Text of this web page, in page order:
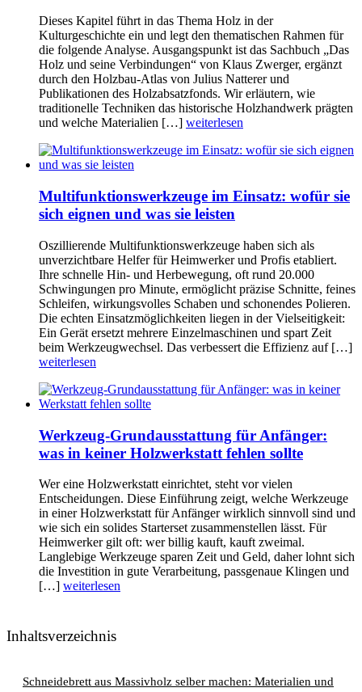
Dieses Kapitel führt in das Thema Holz in der
Kulturgeschichte ein und legt den thematischen Rahmen für
die folgende Analyse. Ausgangspunkt ist das Sachbuch „Das
Holz und seine Verbindungen“ von Klaus Zwerger, ergänzt
durch den Holzbau-Atlas von Julius Natterer und
Publikationen des Holzabsatzfonds. Wir erläutern, wie
traditionelle Techniken das historische Holzhandwerk prägten
und welche Materialien […] weiterlesen
Multifunktionswerkzeuge im Einsatz: wofür sie
sich eignen und was sie leisten
Oszillierende Multifunktionswerkzeuge haben sich als
unverzichtbare Helfer für Heimwerker und Profis etabliert.
Ihre schnelle Hin- und Herbewegung, oft rund 20.000
Schwingungen pro Minute, ermöglicht präzise Schnitte, feines
Schleifen, wirkungsvolles Schaben und schonendes Polieren.
Die echten Einsatzmöglichkeiten liegen in der Vielseitigkeit:
Ein Gerät ersetzt mehrere Einzelmaschinen und spart Zeit
beim Werkzeugwechsel. Das verbessert die Effizienz auf […]
weiterlesen
Werkzeug-Grundausstattung für Anfänger:
was in keiner Holzwerkstatt fehlen sollte
Wer eine Holzwerkstatt einrichtet, steht vor vielen
Entscheidungen. Diese Einführung zeigt, welche Werkzeuge
in einer Holzwerkstatt für Anfänger wirklich sinnvoll sind und
wie sich ein solides Starterset zusammenstellen lässt. Für
Heimwerker gilt oft: wer billig kauft, kauft zweimal.
Langlebige Werkzeuge sparen Zeit und Geld, daher lohnt sich
die Investition in gute Verarbeitung, passgenaue Klingen und
[…] weiterlesen
Inhaltsverzeichnis
Schneidebrett aus Massivholz selber machen: Materialien und